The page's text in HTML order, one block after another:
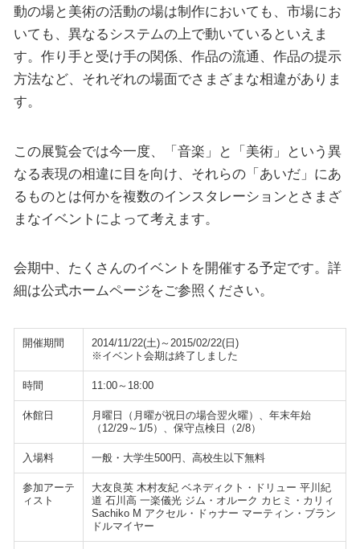
動の場と美術の活動の場は制作においても、市場にお
いても、異なるシステムの上で動いているといえま
す。作り手と受け手の関係、作品の流通、作品の提示
方法など、それぞれの場面でさまざまな相違がありま
す。
この展覧会では今一度、「音楽」と「美術」という異
なる表現の相違に目を向け、それらの「あいだ」にあ
るものとは何かを複数のインスタレーションとさまざ
まなイベントによって考えます。
会期中、たくさんのイベントを開催する予定です。詳
細は公式ホームページをご参照ください。
開催期間
2014/11/22(土)～2015/02/22(日)
※イベント会期は終了しました
時間 11:00～18:00
休館日
月曜日（月曜が祝日の場合翌火曜）、年末年始
（12/29～1/5）、保守点検日（2/8）
入場料 一般・大学生500円、高校生以下無料
参加アーテ
ィスト
大友良英 木村友紀 ベネディクト・ドリュー 平川紀
道 石川高 一楽儀光 ジム・オルーク カヒミ・カリィ
Sachiko M アクセル・ドゥナー マーティン・ブラン
ドルマイヤー